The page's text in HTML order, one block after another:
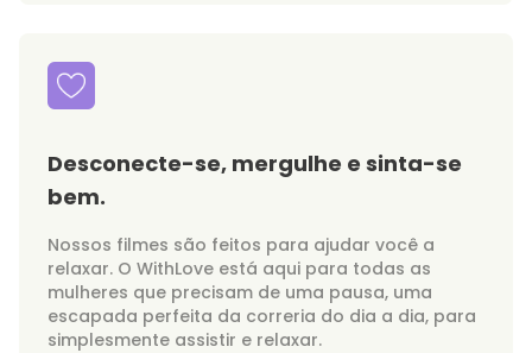
Desconecte-se, mergulhe e sinta-se
bem.
Nossos filmes são feitos para ajudar você a
relaxar. O WithLove está aqui para todas as
mulheres que precisam de uma pausa, uma
escapada perfeita da correria do dia a dia, para
simplesmente assistir e relaxar.